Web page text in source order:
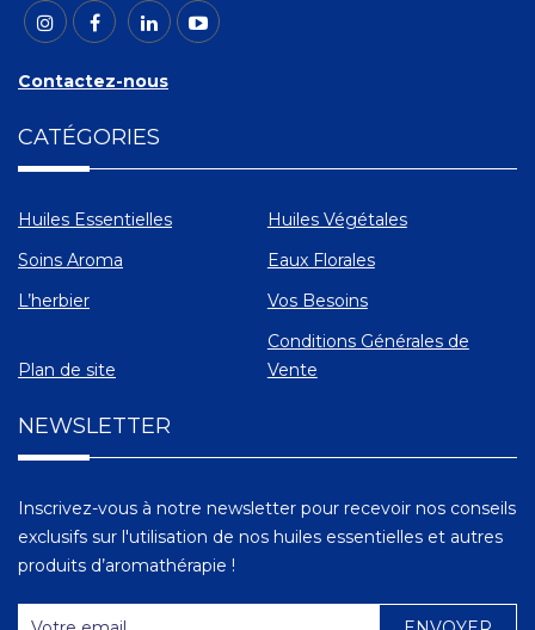
Contactez-nous
CATÉGORIES
Huiles Essentielles
Huiles Végétales
Soins Aroma
Eaux Florales
L’herbier
Vos Besoins
Plan de site
Conditions Générales de
Vente
NEWSLETTER
Inscrivez-vous à notre newsletter pour recevoir nos conseils
exclusifs sur l'utilisation de nos huiles essentielles et autres
produits d’aromathérapie !